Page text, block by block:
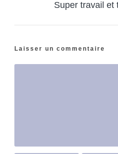
Super travail et
Laisser un commentaire